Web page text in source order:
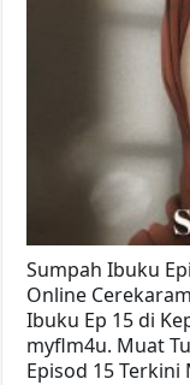
Sumpah Ibuku
Online
Ibuku Ep 15 di
myflm4u. Muat
Episod 15 Terkini